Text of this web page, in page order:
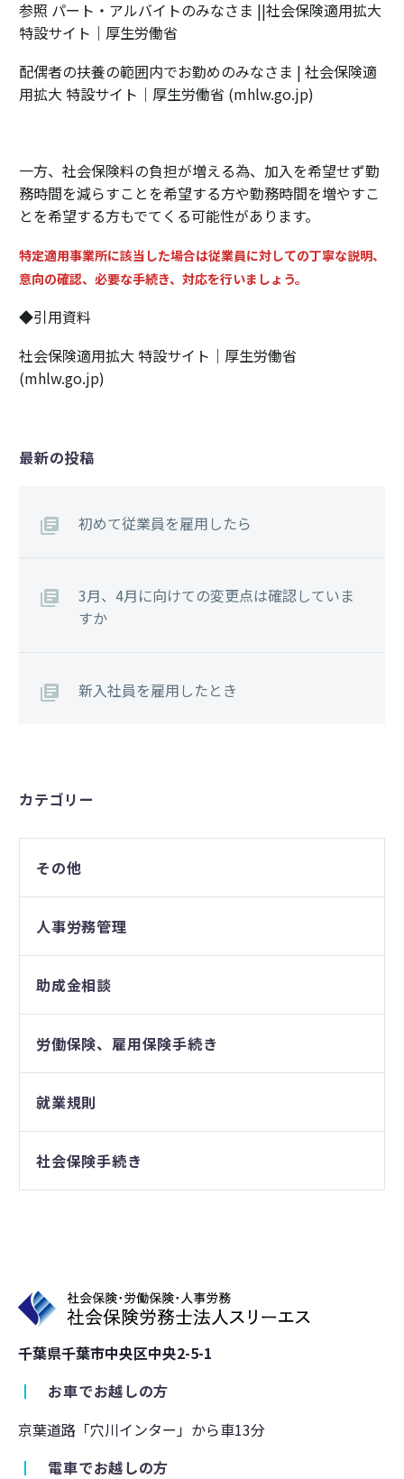
参照 パート・アルバイトのみなさま ||社会保険適用拡大
特設サイト｜厚生労働省
配偶者の扶養の範囲内でお勤めのみなさま | 社会保険適
用拡大 特設サイト｜厚生労働省 (mhlw.go.jp)
一方、社会保険料の負担が増える為、加入を希望せず勤
務時間を減らすことを希望する方や勤務時間を増やすこ
とを希望する方もでてくる可能性があります。
特定適用事業所に該当した場合は従業員に対しての丁寧な説明、
意向の確認、必要な手続き、対応を行いましょう。
◆引用資料
社会保険適用拡大 特設サイト｜厚生労働省
(mhlw.go.jp)
最新の投稿
初めて従業員を雇用したら
3月、4月に向けての変更点は確認していま
すか
新入社員を雇用したとき
カテゴリー
その他
人事労務管理
助成金相談
労働保険、雇用保険手続き
就業規則
社会保険手続き
千葉県千葉市中央区中央2-5-1
┃
お車でお越しの方
京葉道路「穴川インター」から車13分
┃
電車でお越しの方